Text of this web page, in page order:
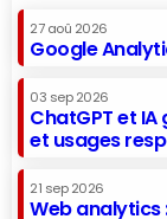
27 aoû 2026
Google
03 sep 2026
ChatGPT et
et usages
21 sep 2026
Web analytics